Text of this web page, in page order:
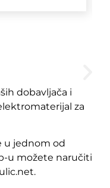
dobavljača i
za
u jednom od
u možete naručiti